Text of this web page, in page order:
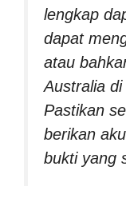
lengkap
dapat
atau
Australia
Pastikan
berikan
bukti yang